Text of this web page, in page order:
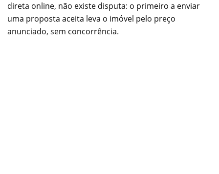
direta online, não existe disputa: o primeiro a enviar
uma proposta aceita leva o imóvel pelo preço
anunciado, sem concorrência.